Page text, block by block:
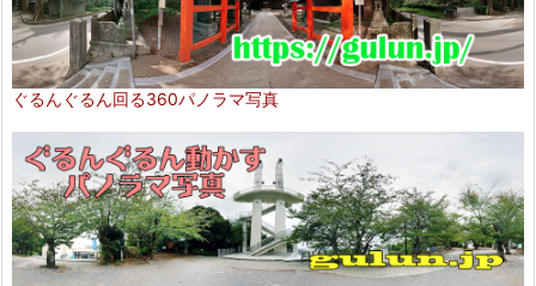
ぐるんぐるん回る360パノラマ写真